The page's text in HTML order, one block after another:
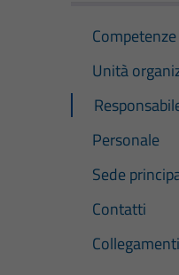
Competenze
Unità
Personale
Sede
Contatti
Collegamenti